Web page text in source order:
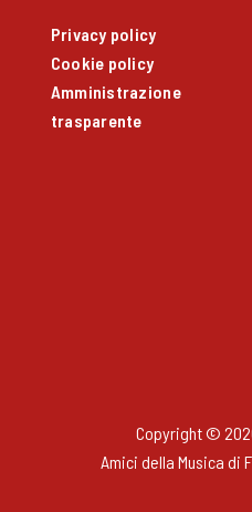
Privacy policy
Cookie policy
Amministrazione
trasparente
Copyright ©
Amici della Musica di